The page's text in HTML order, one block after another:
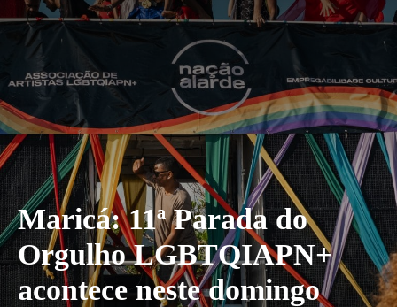
Maricá: 11ª Parada do
Orgulho LGBTQIAPN+
acontece neste domingo